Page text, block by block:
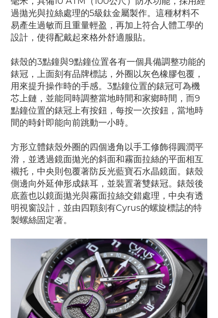
過拋光與拉絲處理的5級鈦金屬製作。這種材料不
易產生過敏而且重量輕盈，再加上符合人體工學的
設計，使得配戴起來格外舒適服貼。
錶殼的3點鐘與9點鐘位置各有一個具備調整功能的
錶冠，上面刻有品牌標誌，外圈以灰色橡膠包覆，
用來提升操作時的手感。3點鐘位置的錶冠可為機
芯上鏈，並能同時調整當地時間和家鄉時間，而9
點鐘位置的錶冠上有按鈕，每按一次按鈕，當地時
間的時針即能向前跳動一小時。
方形立體錶殼外圈的四個邊角以手工修飾得圓潤平
滑，並透過鏡面拋光的斜面和霧面拉絲的平面相互
襯托，中央則包覆著防反光藍寶石水晶鏡面。錶殼
側邊向外延伸形成錶耳，並裝置著雙錶冠。錶殼後
底蓋也以鏡面拋光與霧面拉絲交錯處理，中央有透
明視窗設計，並由四顆刻有Cyrus的螺旋標誌的特
製螺絲固定著。